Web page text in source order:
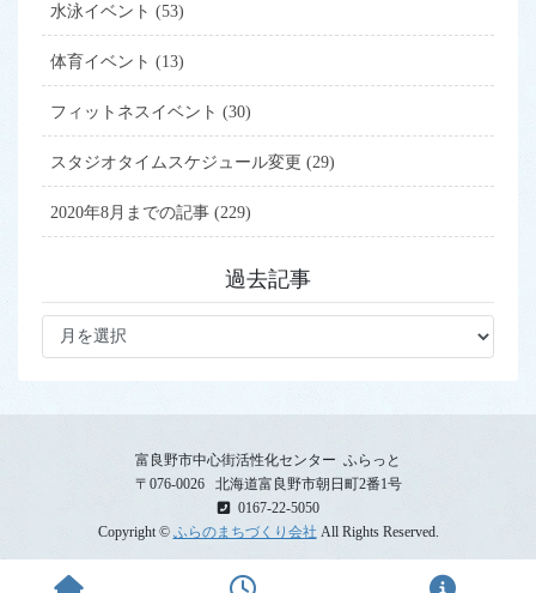
水泳イベント (53)
体育イベント (13)
フィットネスイベント (30)
スタジオタイムスケジュール変更 (29)
2020年8月までの記事 (229)
過去記事
過
記
富良野市中心街活性化センター ふらっと
〒076-0026 北海道富良野市朝日町2番1号
0167-22-5050
Copyright © ふらのまちづくり会社 All Rights Reserved.